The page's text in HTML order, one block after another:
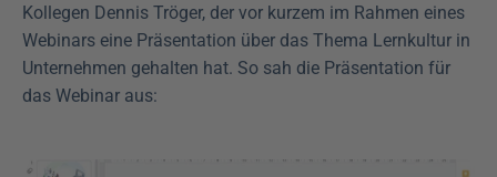
Kollegen Dennis Tröger, der vor kurzem im Rahmen eines
Webinars eine Präsentation über das Thema Lernkultur in
Unternehmen gehalten hat. So sah die Präsentation für
das Webinar aus: